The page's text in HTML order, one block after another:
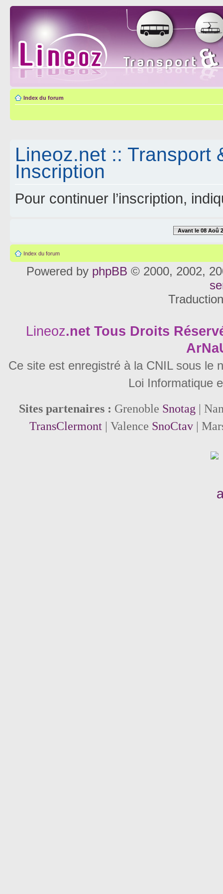
Index du forum
Lineoz.net :: Transport
Inscription
Pour continuer l’inscription,
Avant le 08 Aoû
Index du forum
Powered by phpBB © 2000, 2002,
Lineoz.net Tous Droits
Ce site est enregistré à la CNIL sous le
Loi Informatique
Sites partenaires : Grenoble Snotag |
TransClermont| Valence SnoCtav|